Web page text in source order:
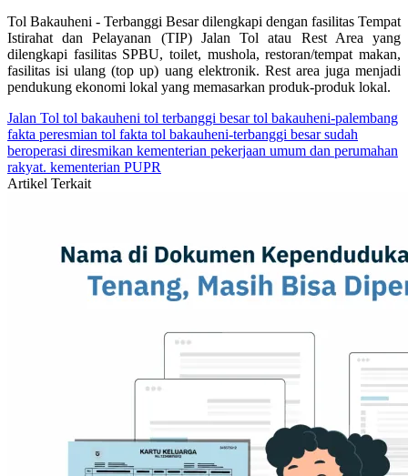
Tol Bakauheni - Terbanggi Besar dilengkapi dengan fasilitas Tempat
Istirahat dan Pelayanan (TIP) Jalan Tol atau Rest Area yang
dilengkapi fasilitas SPBU, toilet, mushola, restoran/tempat makan,
fasilitas isi ulang (top up) uang elektronik. Rest area juga menjadi
pendukung ekonomi lokal yang memasarkan produk-produk lokal.
Jalan Tol tol bakauheni tol terbanggi besartol bakauheni-palembang
fakta peresmian tol fakta tol bakauheni-terbanggi besarsudah
beroperasi diresmikan kementerian pekerjaan umum dan perumahan
rakyat. kementerian PUPR
Artikel Terkait